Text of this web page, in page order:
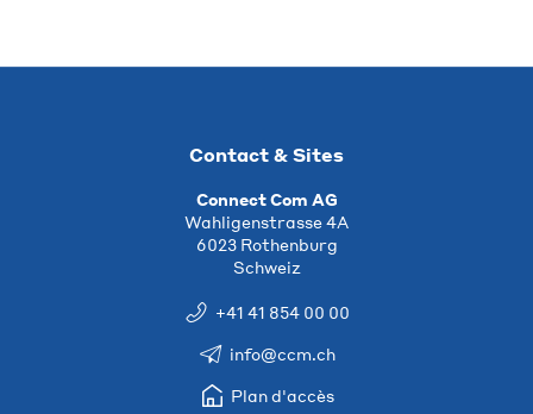
Contact & Sites
Connect Com AG
Wahligenstrasse 4A
6023 Rothenburg
Schweiz
+41 41 854 00 00
info@ccm.ch
Plan d'accès